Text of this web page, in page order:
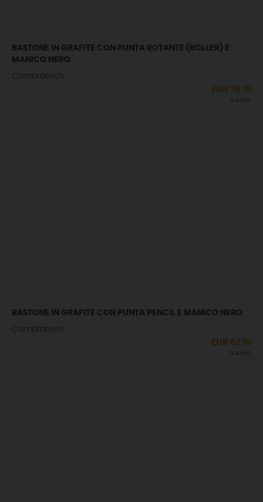
BASTONE IN GRAFITE CON PUNTA ROTANTE (ROLLER) E
MANICO NERO
Cambratech
EUR76,16
IVA incl.
BASTONE IN GRAFITE CON PUNTA PENCIL E MANICO NERO
Cambratech
EUR 67,10
IVA incl.